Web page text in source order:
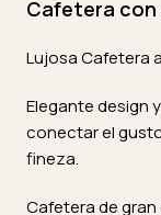
Cafetera con
Lujosa Cafetera
Elegante design
conectar el
fineza.
Cafetera de